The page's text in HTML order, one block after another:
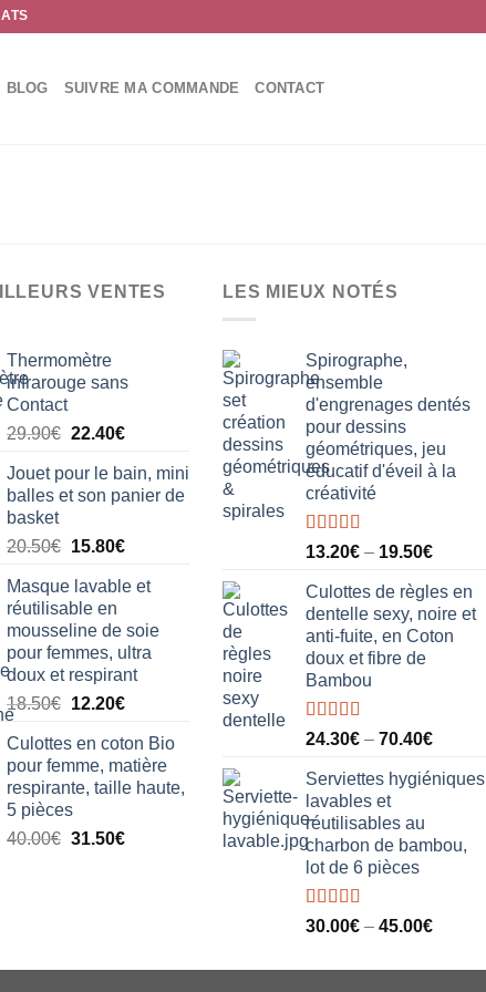
BLOG SUIVRE MA COMMANDE CONTACT
VENTES
Thermomètre
infrarouge sans
Contact
29.90€ Le
initial
était :
22.40€Le
actuel
est :
Jouet pour le bain, mini
balles et son panier de
basket
20.50€ Le
initial
était :
20.50€.
15.80€Le
actuel
15.80€.
Masque lavable et
réutilisable en
mousseline de soie
pour femmes, ultra
doux et respirant
18.50€ Le
initial
était :
18.50€.
12.20€Le
actuel
est :
12.20€.
Culottes en coton Bio
pour femme, matière
respirante, taille haute,
5 pièces
40.00€ Le
31.50€Le
LES MIEUX NOTÉS
Spirographe,
ensemble
d'engrenages dentés
pour dessins
géométriques, jeu
éducatif d'éveil à la
créativité
Note5.00
13.20€ – 19.50€
Culottes de règles en
dentelle sexy, noire et
anti-fuite, en Coton
doux et fibre de
Bambou
Note5.00
24.30€ – 70.40€
Serviettes hygiéniques
lavables et
réutilisables au
charbon de bambou,
lot de 6 pièces
Note5.00
30.00€ – 45.00€